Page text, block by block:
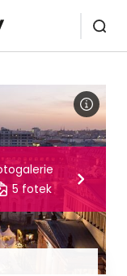
5 fotek